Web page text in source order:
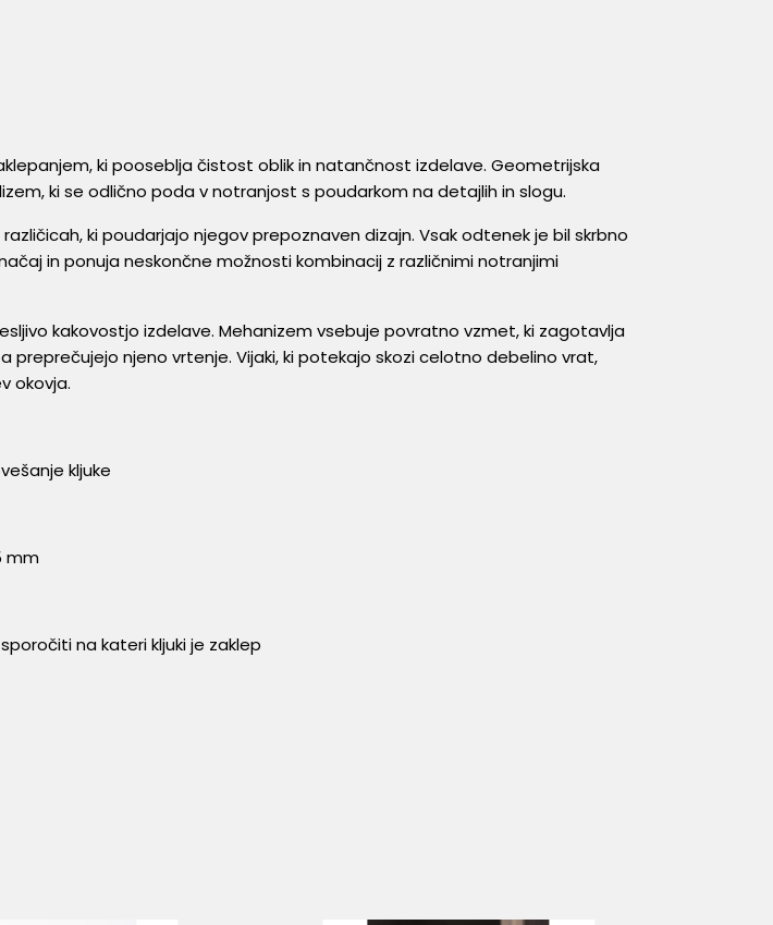
ki pooseblja čistost oblik in natančnost izdelave. Geometrijska
ki se odlično poda v notranjost s poudarkom na detajlih in slogu.
ki poudarjajo njegov prepoznaven dizajn. Vsak odtenek je bil skrbno
in ponuja neskončne možnosti kombinacij z različnimi notranjimi
kakovostjo izdelave. Mehanizem vsebuje povratno vzmet, ki zagotavlja
preprečujejo njeno vrtenje. Vijaki, ki potekajo skozi celotno debelino vrat,
okovja.
kljuke
mm
na kateri kljuki je zaklep